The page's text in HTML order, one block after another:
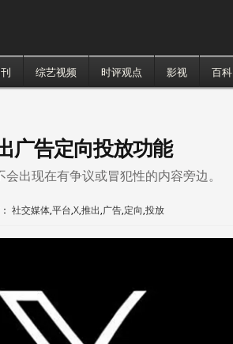
综艺视频 时评观点 影视 百科
广告定向投放功能
出现在有争议或冒犯性的内容旁边。
社交媒体,平台,X,推出,广告,定向,投放